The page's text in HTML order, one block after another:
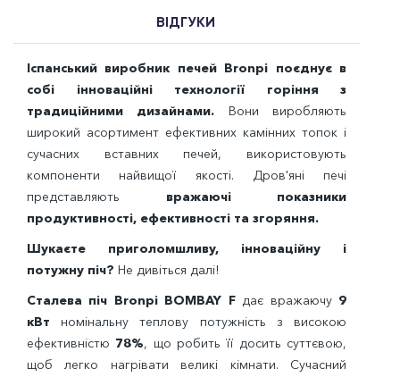
ВІДГУКИ
Іспанський виробник печей Bronpi поєднує в
собі інноваційні технології горіння з
традиційними дизайнами. Вони виробляють
широкий асортимент ефективних камінних топок і
сучасних вставних печей, використовують
компоненти найвищої якості. Дров'яні печі
представляють вражаючі показники
продуктивності, ефективності та згоряння.
Шукаєте приголомшливу, інноваційну і
потужну піч? Не дивіться далі!
Сталева піч Bronpi BOMBAY Fдає вражаючу9
кВт номінальну теплову потужність з високою
ефективністю 78%, що робить її досить суттєвою,
щоб легко нагрівати великі кімнати. Сучасний